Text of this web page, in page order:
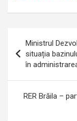
în
articole
Ministrul
situația
în
RER Brăila –